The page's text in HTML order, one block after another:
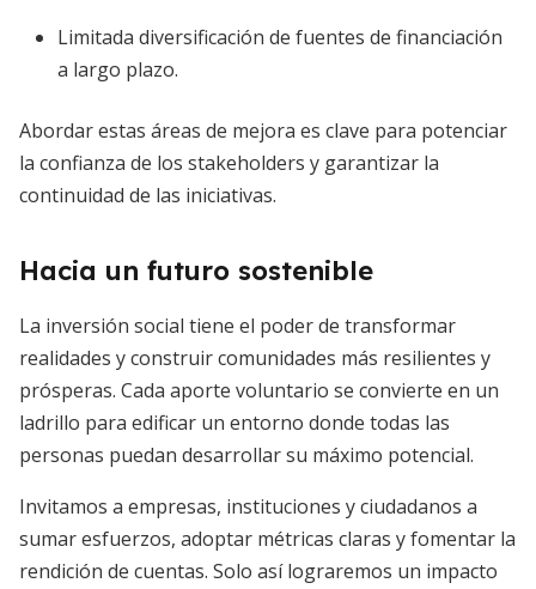
Limitada diversificación de fuentes de financiación
a largo plazo.
Abordar estas áreas de mejora es clave para potenciar
la confianza de los stakeholders y garantizar la
continuidad de las iniciativas.
Hacia un futuro sostenible
La inversión social tiene el poder de transformar
realidades y construir comunidades más resilientes y
prósperas. Cada aporte voluntario se convierte en un
ladrillo para edificar un entorno donde todas las
personas puedan desarrollar su máximo potencial.
Invitamos a empresas, instituciones y ciudadanos a
sumar esfuerzos, adoptar métricas claras y fomentar la
rendición de cuentas. Solo así lograremos un impacto